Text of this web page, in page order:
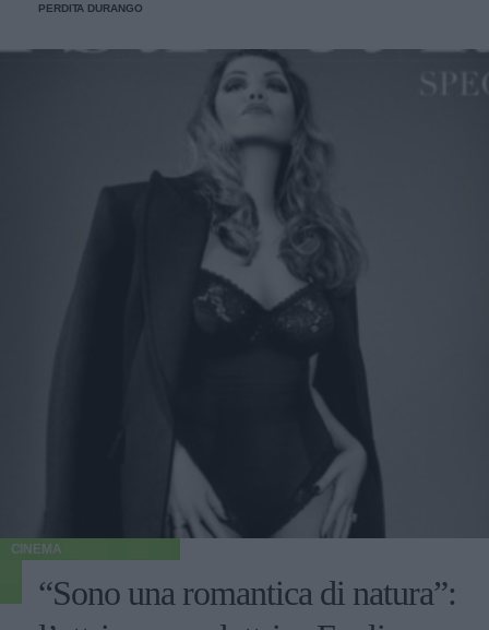
PERDITA DURANGO
CINEMA
“Sono una romantica di natura”: